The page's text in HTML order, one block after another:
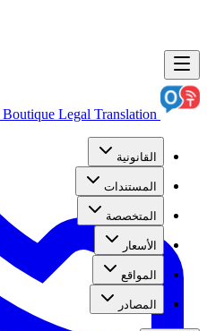
Boutique Legal Translation
القانونية
المستندات
المتخصصة
الأسعار
المواقع
المصادر